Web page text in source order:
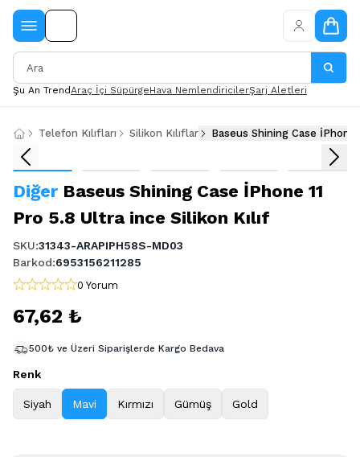
Şu An TrendAraç İçi SüpürgeHava NemlendiricilerŞarj Aletleri
Telefon Kılıfları Silikon Kılıflar Baseus Shining Case İPhone
Diğer Baseus Shining Case İPhone 11
Pro 5.8 Ultra ince Silikon Kılıf
SKU:31343-ARAPIPH58S-MD03
Barkod:6953156211285
0 Yorum
67,62 ₺
500₺ ve Üzeri Siparişlerde Kargo Bedava
Renk
Siyah Mavi Kırmızı Gümüş Gold